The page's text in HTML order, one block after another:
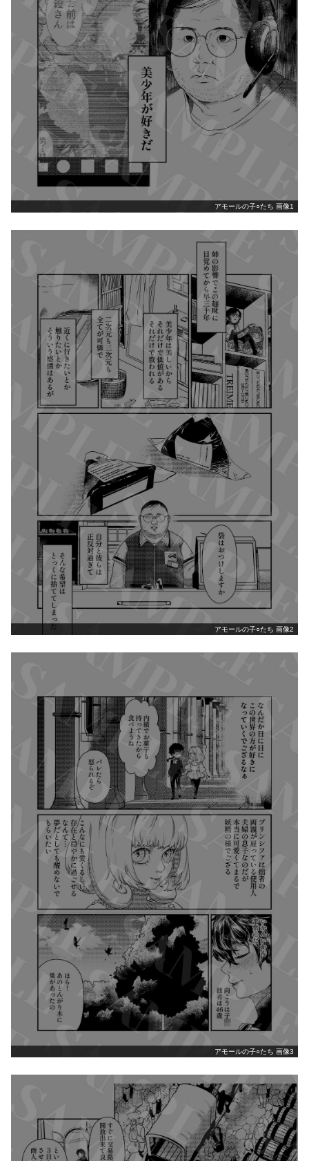
アモールの子○たち 画像1
アモールの子○たち 画像2
アモールの子○たち 画像3